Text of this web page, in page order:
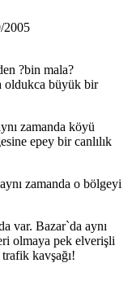
2005
?bin mala?
oldukca büyük bir
zamanda köyü
epey bir canlılık
zamanda o bölgeyi
var. Bazar`da aynı
olmaya pek elverişli
kavşağı!